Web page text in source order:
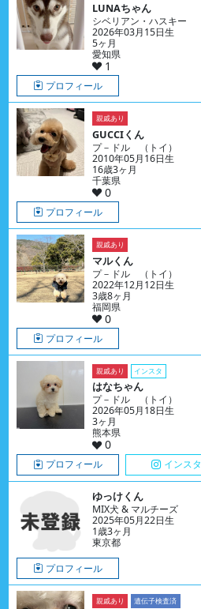
LUNAちゃん
シベリアン・ハスキー
2026年03月15日生
5ヶ月
愛知県
1
プロフィール
親戚あり
GUCCIくん
プ－ドル （トイ）
2010年05月16日生
16歳3ヶ月
千葉県
0
プロフィール
親戚あり
マルくん
プ－ドル （トイ）
2022年12月12日生
3歳8ヶ月
福岡県
0
プロフィール
親戚あり インスタ
はなちゃん
プ－ドル （トイ）
2026年05月18日生
3ヶ月
熊本県
0
プロフィール インスタ
ゆっけくん
MIX犬 & マルチーズ
2025年05月22日生
1歳3ヶ月
東京都
プロフィール
親戚あり 遺伝子検査済